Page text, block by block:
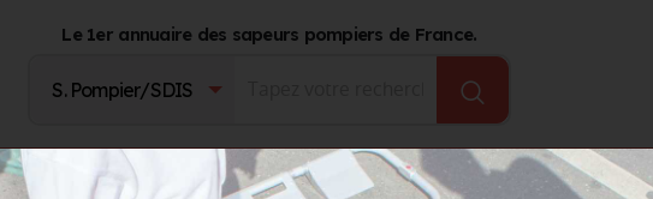
Le 1er annuaire des sapeurs pompiers de France.
Catalogue Produits Journal d'actualité